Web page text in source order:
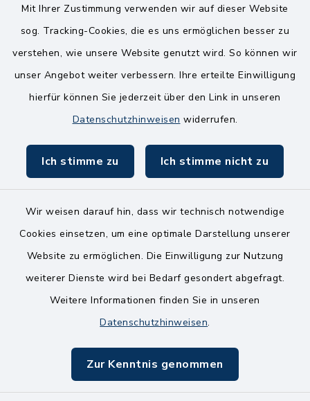
Mit Ihrer Zustimmung verwenden wir auf dieser Website
sog. Tracking-Cookies, die es uns ermöglichen besser zu
verstehen, wie unsere Website genutzt wird. So können wir
unser Angebot weiter verbessern. Ihre erteilte Einwilligung
hierfür können Sie jederzeit über den Link in unseren
Datenschutzhinweisen widerrufen.
Ich stimme zu Ich stimme nicht zu
Wir weisen darauf hin, dass wir technisch notwendige
Cookies einsetzen, um eine optimale Darstellung unserer
Website zu ermöglichen. Die Einwilligung zur Nutzung
weiterer Dienste wird bei Bedarf gesondert abgefragt.
Weitere Informationen finden Sie in unseren
Datenschutzhinweisen.
Zur Kenntnis genommen
14.00-18.00 Uhr
Freitag
8.00-11.00 Uhr
Kontakt
Barrierefreiheit
Impressum